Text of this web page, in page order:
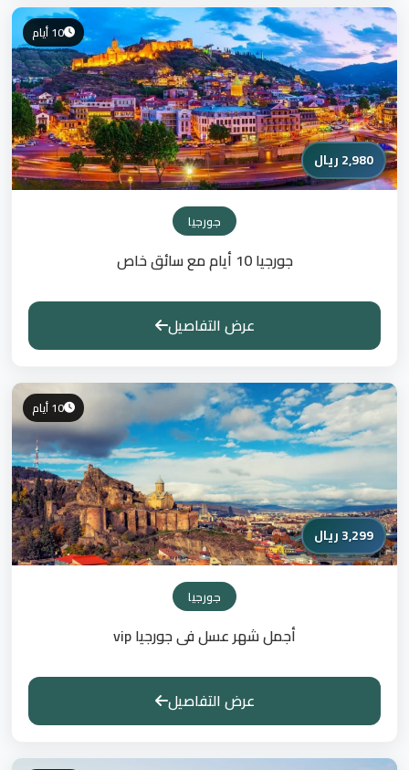
10 أيام
2,980 ريال
جورجيا
جورجيا 10 أيام مع سائق خاص
عرض التفاصيل
10 أيام
3,299 ريال
جورجيا
أجمل شهر عسل فى جورجيا vip
عرض التفاصيل